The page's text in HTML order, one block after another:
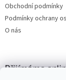
Obchodní podmínky
Podmínky ochrany
O nás
Přijímáme